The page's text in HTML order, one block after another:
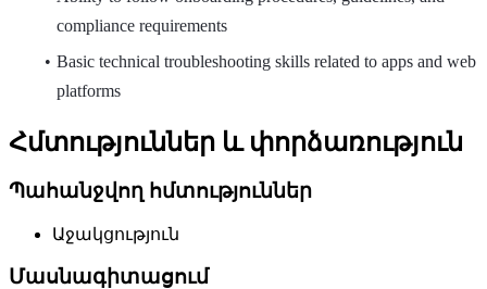
compliance requirements
Basic technical troubleshooting skills related to apps and web
platforms
Հմտություններ և փորձառություն
Պահանջվող հմտություններ
Աջակցություն
Մասնագիտացում